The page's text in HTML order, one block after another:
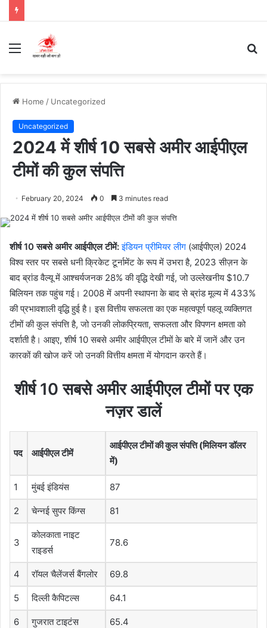
Menu
Home / Uncategorized
Uncategorized
2024 में शीर्ष 10 सबसे अमीर आईपीएल
टीमों की कुल संपत्ति
February 20, 2024 0 3 minutes read
शीर्ष 10 सबसे अमीर आईपीएल टीमें:इंडियन प्रीमियर लीग (आईपीएल) 2024
विश्व स्तर पर सबसे धनी क्रिकेट टूर्नामेंट के रूप में उभरा है, 2023 सीज़न के
बाद ब्रांड वैल्यू में आश्चर्यजनक 28% की वृद्धि देखी गई, जो उल्लेखनीय $10.7
बिलियन तक पहुंच गई। 2008 में अपनी स्थापना के बाद से ब्रांड मूल्य में 433%
की प्रभावशाली वृद्धि हुई है। इस वित्तीय सफलता का एक महत्वपूर्ण पहलू व्यक्तिगत
टीमों की कुल संपत्ति है, जो उनकी लोकप्रियता, सफलता और विपणन क्षमता को
दर्शाती है। आइए, शीर्ष 10 सबसे अमीर आईपीएल टीमों के बारे में जानें और उन
कारकों की खोज करें जो उनकी वित्तीय क्षमता में योगदान करते हैं।
शीर्ष 10 सबसे अमीर आईपीएल टीमों पर एक
नज़र डालें
पद आईपीएल टीमें
आईपीएल टीमों की कुल संपत्ति (मिलियन डॉलर
में)
1 मुंबई इंडियंस 87
2 चेन्नई सुपर किंग्स 81
3
कोलकाता नाइट
राइडर्स
78.6
4 रॉयल चैलेंजर्स बैंगलोर 69.8
5 दिल्ली कैपिटल्स 64.1
6 गुजरात टाइटंस 65.4